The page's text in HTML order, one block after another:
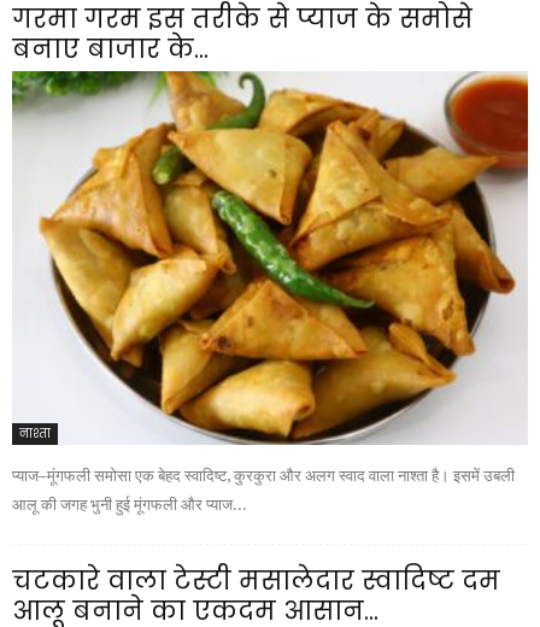
गरमा गरम इस तरीके से प्याज के समोसे
बनाए बाजार के...
नाश्ता
प्याज–मूंगफली समोसा एक बेहद स्वादिष्ट, कुरकुरा और अलग स्वाद वाला नाश्ता है। इसमें उबली
आलू की जगह भुनी हुई मूंगफली और प्याज...
चटकारे वाला टेस्टी मसालेदार स्वादिष्ट दम
आलू बनाने का एकदम आसान...